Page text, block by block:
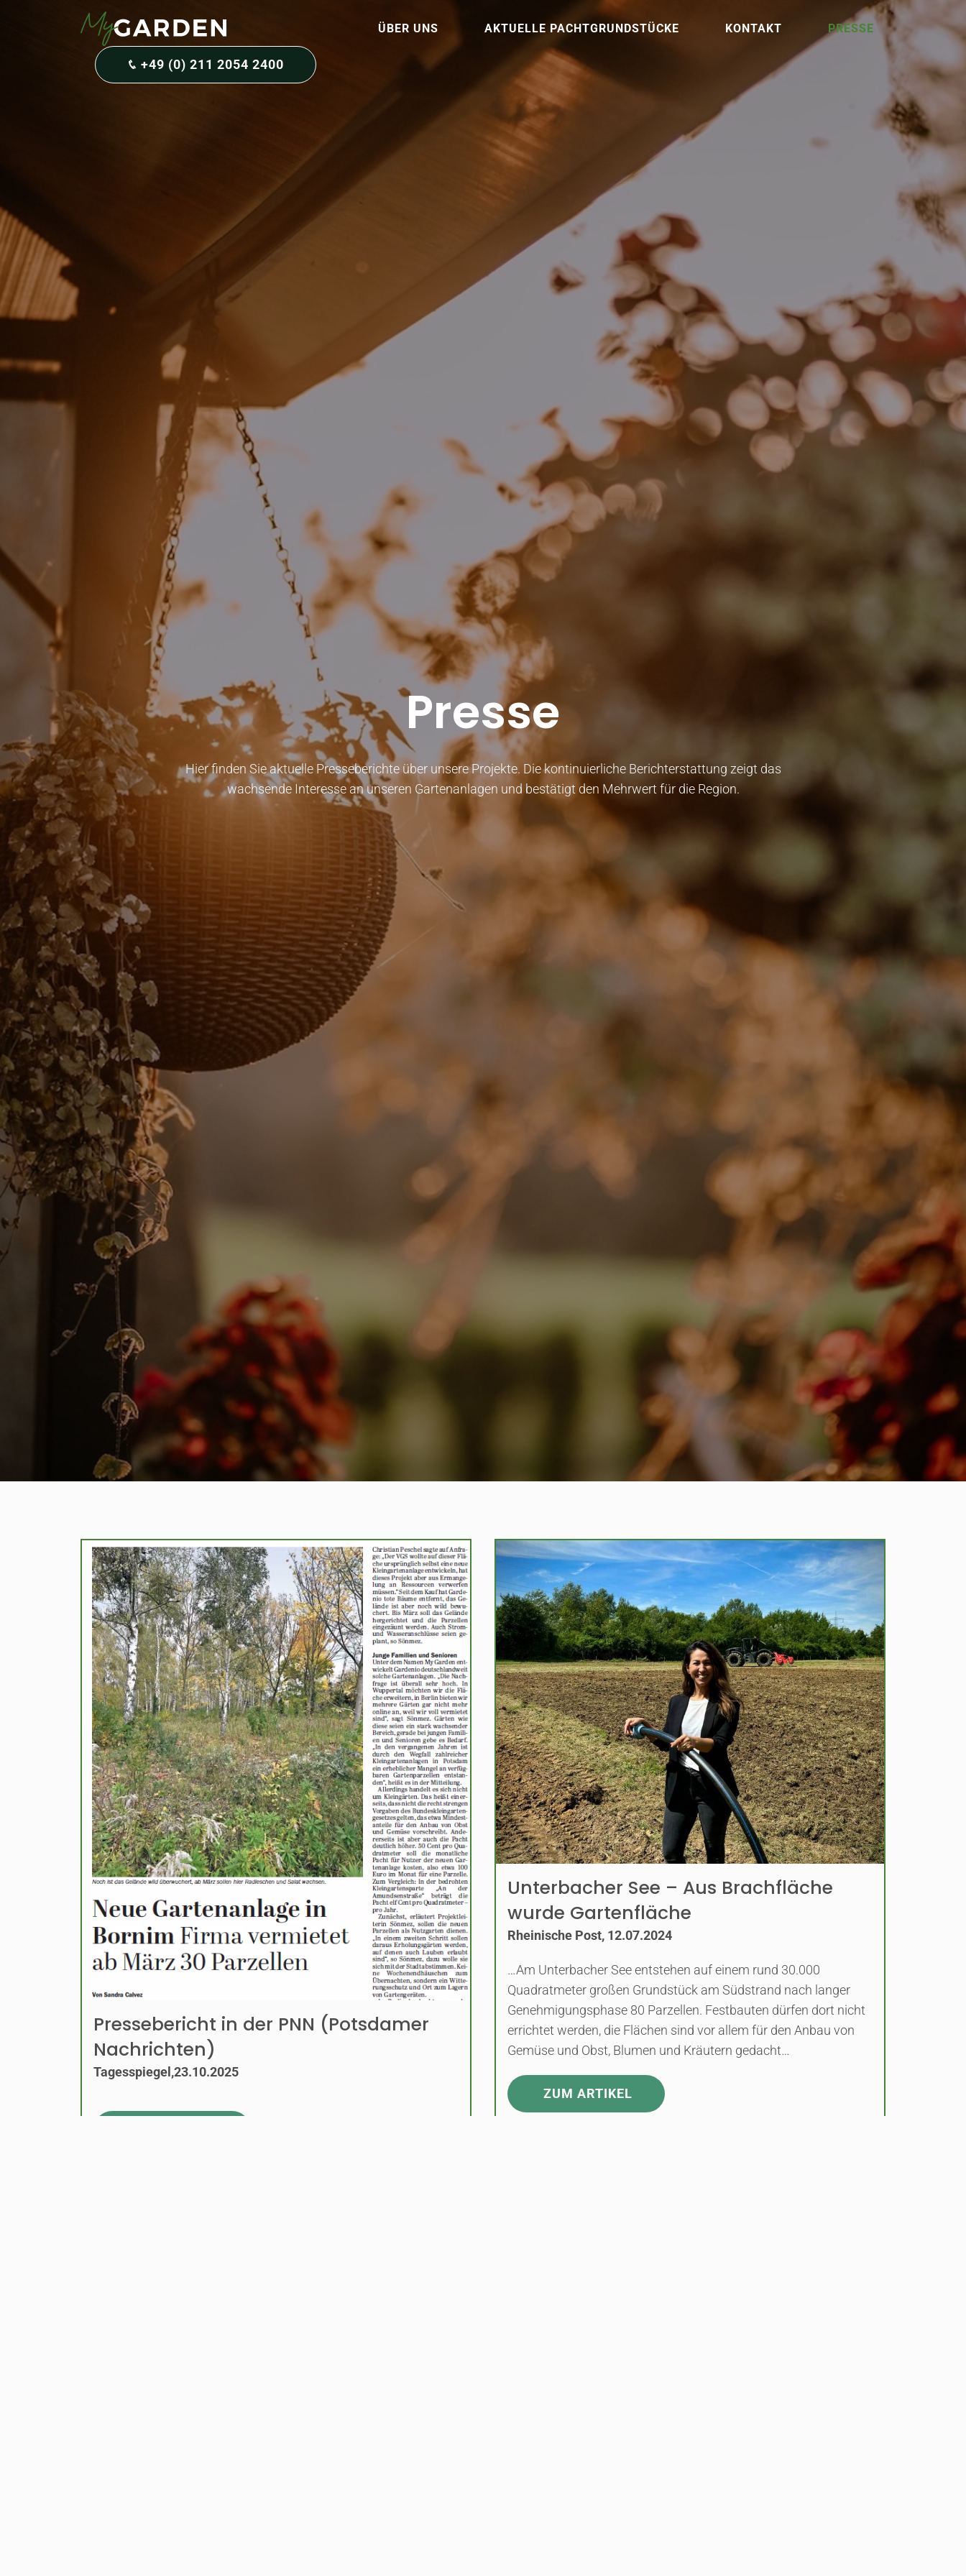
ÜBER UNS AKTUELLE PACHTGRUNDSTÜCKE KONTAKT PRESSE
+49 (0) 211 2054 2400
Presse
Hier finden Sie aktuelle Presseberichte über unsere Projekte. Die kontinuierliche Berichterstattung zeigt das
wachsende Interesse an unseren Gartenanlagen und bestätigt den Mehrwert für die Region.
Pressebericht in der PNN (Potsdamer
Nachrichten)
Tagesspiegel,23.10.2025
Unterbacher See – Aus Brachfläche
wurde Gartenfläche
Rheinische Post, 12.07.2024
…Am Unterbacher See entstehen auf einem rund 30.000
Quadratmeter großen Grundstück am Südstrand nach langer
Genehmigungsphase 80 Parzellen. Festbauten dürfen dort nicht
errichtet werden, die Flächen sind vor allem für den Anbau von
Gemüse und Obst, Blumen und Kräutern gedacht…
ZUM ARTIKEL